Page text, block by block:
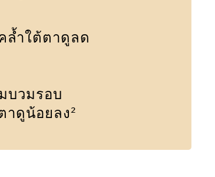
ล้ำใต้ตาดูลด
บวมรอบ
าดูน้อยลง 2